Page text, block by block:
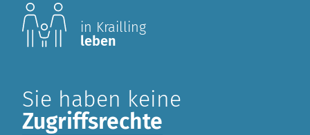
in Krailling
leben
Sie haben keine
Zugriffsrechte